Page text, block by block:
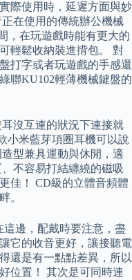
際使用時，延遲方面與妙
在使用的傳統辦公機械
，在玩遊戲時能有更大的
輕鬆收納裝進揹包。 對
打字或者玩遊戲的手感還
聯KU102輕薄機械鍵盤的
沒互連的狀況下連接就
小米藍芽項圈耳機可以說
型兼具運動與休閒，適
不容易打結纏繞的磁吸
佳！ CD級的立體音頻體
。
這邊，配戴時要注意，盡
它的收音更好，讓接聽電
還是有一點點差異，所以
位置！ 其次是可同時連